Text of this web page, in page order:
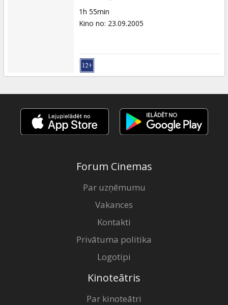
1h 55min
Kino no: 23.09.2005
Forum Cinemas
Par uzņēmumu
Vakances
Kontakti
Privātuma politika
Logotipi
Kinoteātris
Par kinoteātri